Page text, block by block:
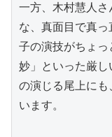
一方、木村慧人
な、真面目で真
子の演技がちょ
妙」といった厳
の演じる尾上に
います。